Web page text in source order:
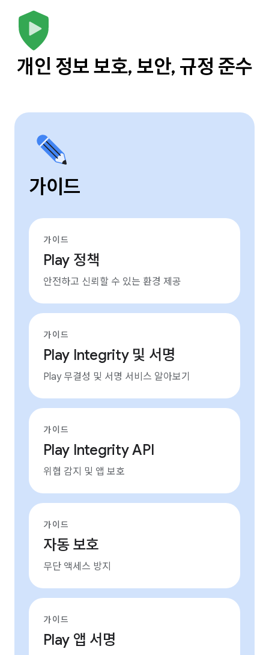
개인 정보 보호, 보안, 규정 준수
가이드
가이드
Play 정책
안전하고 신뢰할 수 있는 환경 제공
가이드
Play Integrity 및 서명
Play 무결성 및 서명 서비스 알아보기
가이드
Play Integrity API
위협 감지 및 앱 보호
가이드
자동 보호
무단 액세스 방지
가이드
Play 앱 서명